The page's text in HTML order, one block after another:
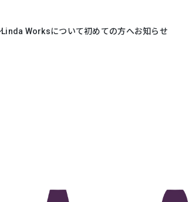
Linda Worksについて初めての方へお知らせ